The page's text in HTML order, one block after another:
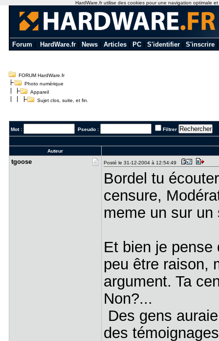
Forum HardWare.fr News Articles PC S'identifier S'inscrire
FORUM HardWare.fr
Photo numérique
Appareil
Sujet clos, suite, et fin.
Mot : Pseudo : Filtrer
Auteur
tgoose Posté le 31-12-2004 à 12:54:49
Bordel tu
censure,
meme un sur
Et bien je pense
peu être raison,
argument. Ta
Non?...
Des gens
des
HardWare.fr utilise des cookies pour une navigation optimale